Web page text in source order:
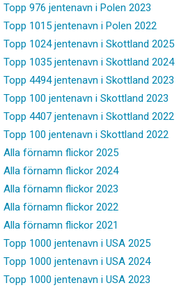
Topp 976 jentenavn i Polen 2023
Topp 1015 jentenavn i Polen 2022
Topp 1024 jentenavn i Skottland 2025
Topp 1035 jentenavn i Skottland 2024
Topp 4494 jentenavn i Skottland 2023
Topp 100 jentenavn i Skottland 2023
Topp 4407 jentenavn i Skottland 2022
Topp 100 jentenavn i Skottland 2022
Alla förnamn flickor 2025
Alla förnamn flickor 2024
Alla förnamn flickor 2023
Alla förnamn flickor 2022
Alla förnamn flickor 2021
Topp 1000 jentenavn i USA 2025
Topp 1000 jentenavn i USA 2024
Topp 1000 jentenavn i USA 2023